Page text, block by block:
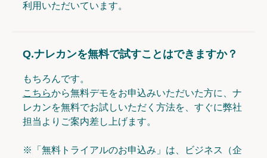
利用いただいています。
Q.ナレカンを無料で試すことはできますか？
もちろんです。
こちらから無料デモをお申込みいただいた方に、ナ
レカンを無料でお試しいただく方法を、すぐに弊社
担当よりご案内差し上げます。
※「無料トライアルのお申込み」は、ビジネス（企